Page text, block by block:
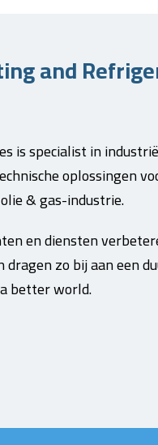
and
is specialist in
oplossingen
& gas-industrie.
en diensten
zo bij aan een
better world.